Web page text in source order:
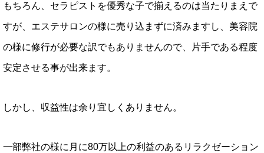
もちろん、セラピストを優秀な子で揃えるのは当たりまえで
すが、エステサロンの様に売り込まずに済みますし、美容院
の様に修行が必要な訳でもありませんので、片手である程度
安定させる事が出来ます。
しかし、収益性は余り宜しくありません。
一部弊社の様に月に80万以上の利益のあるリラクゼーション